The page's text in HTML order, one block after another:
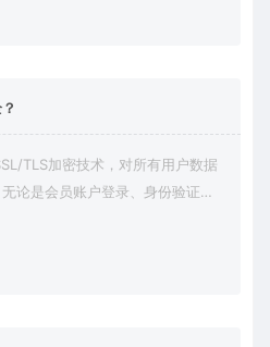
TLS加密技术，对所有用户数据
论是会员账户登录、身份验证还